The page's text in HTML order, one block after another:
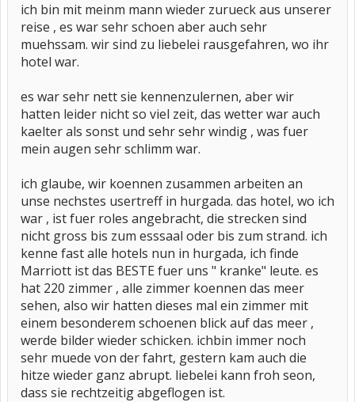
ich bin mit meinm mann wieder zurueck aus unserer
reise , es war sehr schoen aber auch sehr
muehssam. wir sind zu liebelei rausgefahren, wo ihr
hotel war.
es war sehr nett sie kennenzulernen, aber wir
hatten leider nicht so viel zeit, das wetter war auch
kaelter als sonst und sehr sehr windig , was fuer
mein augen sehr schlimm war.
ich glaube, wir koennen zusammen arbeiten an
unse nechstes usertreff in hurgada. das hotel, wo ich
war , ist fuer roles angebracht, die strecken sind
nicht gross bis zum esssaal oder bis zum strand. ich
kenne fast alle hotels nun in hurgada, ich finde
Marriott ist das BESTE fuer uns " kranke" leute. es
hat 220 zimmer , alle zimmer koennen das meer
sehen, also wir hatten dieses mal ein zimmer mit
einem besonderem schoenen blick auf das meer ,
werde bilder wieder schicken. ichbin immer noch
sehr muede von der fahrt, gestern kam auch die
hitze wieder ganz abrupt. liebelei kann froh seon,
dass sie rechtzeitig abgeflogen ist.